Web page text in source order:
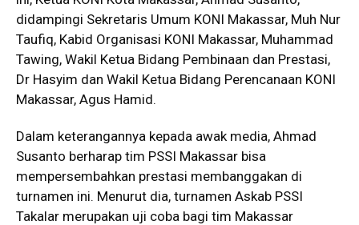
didampingi Sekretaris Umum KONI Makassar, Muh Nur
Taufiq, Kabid Organisasi KONI Makassar, Muhammad
Tawing, Wakil Ketua Bidang Pembinaan dan Prestasi,
Dr Hasyim dan Wakil Ketua Bidang Perencanaan KONI
Makassar, Agus Hamid.
Dalam keterangannya kepada awak media, Ahmad
Susanto berharap tim PSSI Makassar bisa
mempersembahkan prestasi membanggakan di
turnamen ini. Menurut dia, turnamen Askab PSSI
Takalar merupakan uji coba bagi tim Makassar